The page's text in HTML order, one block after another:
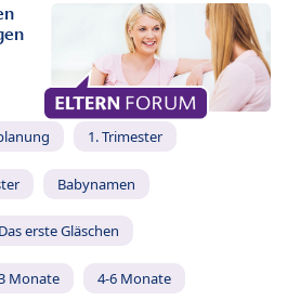
1. Trimester
Babynamen
Das erste Gläschen
Monate 4-6 Monate